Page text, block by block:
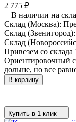
2 775 ₽
В наличии на
Склад (Москва):
Склад (Звенигород):
Склад
Привезем со склада
Ориентировочный
дольше, но все
В корзину
Купить в 1 клик